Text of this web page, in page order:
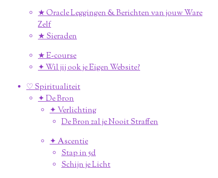
★ Oracle Leggingen & Berichten van jouw Ware
Zelf
★ Sieraden
★ E-course
✦ Wil jij ook je Eigen Website?
♡ Spiritualiteit
✦ De Bron
✦ Verlichting
De Bron zal je Nooit Straffen
✦ Ascentie
Stap in 5d
Schijn je Licht